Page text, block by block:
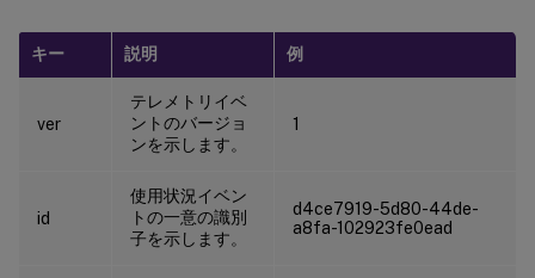
キー 説明 例
ver
テレメトリイベ
ントのバージョ
ンを示します。
1
id
使用状況イベン
トの一意の識別
子を示します。
d4ce7919-5d80-44de-
a8fa-102923fe0ead